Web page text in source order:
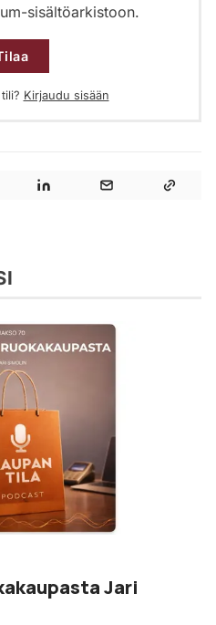
sisältöarkistoon.
Kirjaudu sisään
Jari